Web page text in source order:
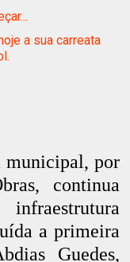
a sua carreata
municipal, por
continua
a primeira
Guedes,